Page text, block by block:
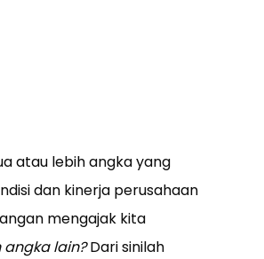
atau lebih angka yang
dan kinerja perusahaan
mengajak kita
lain?Dari sinilah